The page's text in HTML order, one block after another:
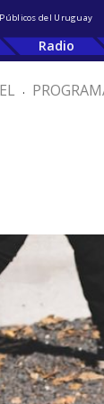
del Uruguay
Radio
.